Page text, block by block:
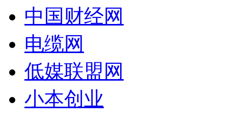
中国财经网
电缆网
低媒联盟网
小本创业